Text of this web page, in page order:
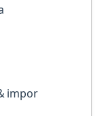
impor